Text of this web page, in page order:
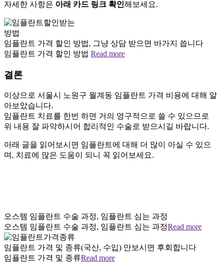
자세한 사항은 아래 카드 링크 확인해보세요.
임플란트 가격 할인 방법, 그냥 상담 받으면 바가지 씁니다
임플란트 가격 할인 방법 Read more
결론
이상으로 서울시 노원구 월계동 임플란트 가격 비용에 대해 알
아보았습니다.
임플란트 치료를 한번 하면 거의 영구적으로 쓸 수 있으므로
위 내용 잘 파악하시어 합리적인 수술로 받으시길 바랍니다.
아래 글을 읽어보시면 임플란트에 대해 더 많이 아실 수 있으
며, 치료에 많은 도움이 되니 꼭 읽어보세요.
오스템 임플란트 수술 과정, 임플란트 심는 과정
오스템 임플란트 수술 과정, 임플란트 심는 과정Read more
임플란트 가격 및 종류(국산, 수입) 안보시면 후회합니다
임플란트 가격 및 종류Read more